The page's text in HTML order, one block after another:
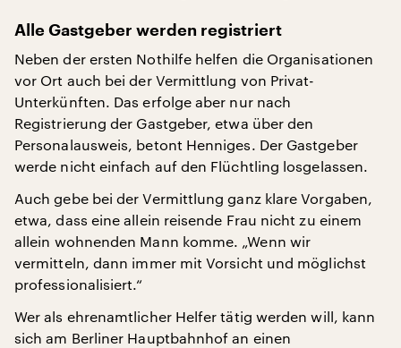
Alle Gastgeber werden registriert
Neben der ersten Nothilfe helfen die Organisationen
vor Ort auch bei der Vermittlung von Privat-
Unterkünften. Das erfolge aber nur nach
Registrierung der Gastgeber, etwa über den
Personalausweis, betont Henniges. Der Gastgeber
werde nicht einfach auf den Flüchtling losgelassen.
Auch gebe bei der Vermittlung ganz klare Vorgaben,
etwa, dass eine allein reisende Frau nicht zu einem
allein wohnenden Mann komme. „Wenn wir
vermitteln, dann immer mit Vorsicht und möglichst
professionalisiert.“
Wer als ehrenamtlicher Helfer tätig werden will, kann
sich am Berliner Hauptbahnhof an einen